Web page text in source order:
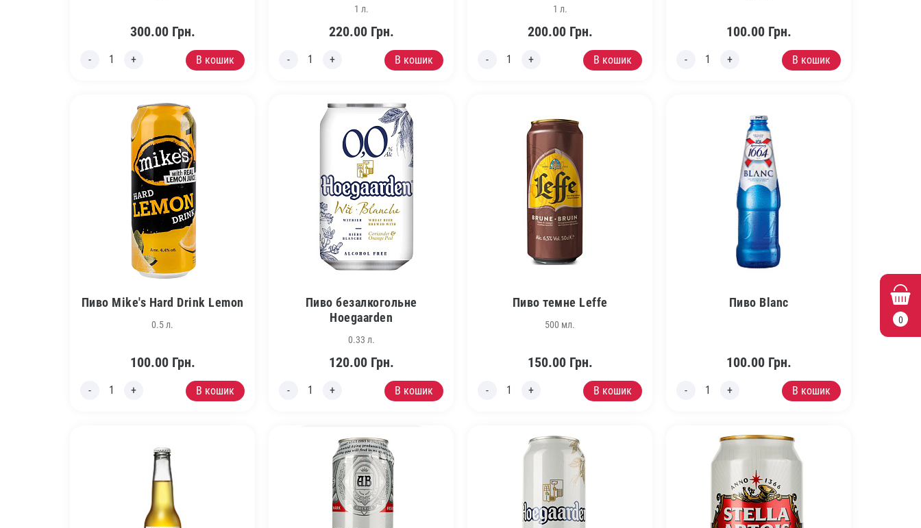
0
300.00Грн.
В кошик
1 л.
220.00Грн.
В кошик
1 л.
200.00Грн.
В кошик
100.00Грн.
В кошик
Пиво Mike's Hard Drink Lemon
0.5 л.
100.00Грн.
В кошик
Пиво безалкогольне
Hoegaarden
0.33 л.
120.00Грн.
В кошик
Пиво темне Leffe
500 мл.
150.00Грн.
В кошик
Пиво Blanc
100.00Грн.
В кошик